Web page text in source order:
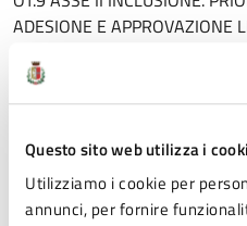
Questo sito web utilizza i
Utilizziamo i cookie per
annunci, per fornire
ADESIONE E APPROVAZIONE
DISTRETTUALE E SCHEMA DI
CENTRI ESTIVI. PIANO
VARIAZIONE D’URGENZA AL
N.267/2000)”. (Relatore
14) RATIFICA DELLA